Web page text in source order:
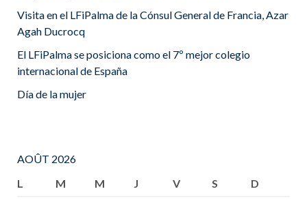
Visita en el LFiPalma de la Cónsul General de Francia, Azar
Agah Ducrocq
El LFiPalma se posiciona como el 7º mejor colegio
internacional de España
Día de la mujer
AOÛT 2026
L
M M J V S
D